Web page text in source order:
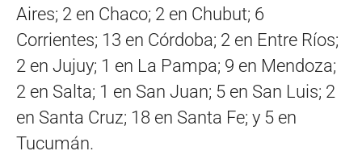
Aires; 2 en Chaco; 2 en Chubut; 6
Corrientes; 13 en Córdoba; 2 en Entre Ríos;
2 en Jujuy; 1 en La Pampa; 9 en Mendoza;
2 en Salta; 1 en San Juan; 5 en San Luis; 2
en Santa Cruz; 18 en Santa Fe; y 5 en
Tucumán.